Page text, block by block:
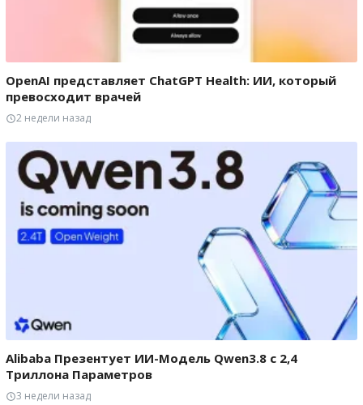
OpenAI представляет ChatGPT Health: ИИ, который
превосходит врачей
2 недели назад
Alibaba Презентует ИИ-Модель Qwen3.8 с 2,4
Триллона Параметров
3 недели назад